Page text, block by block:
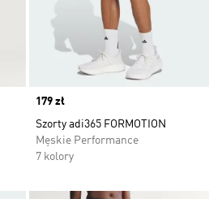
Price
179 zł
Szorty adi365 FORMOTION
Męskie Performance
7 kolory